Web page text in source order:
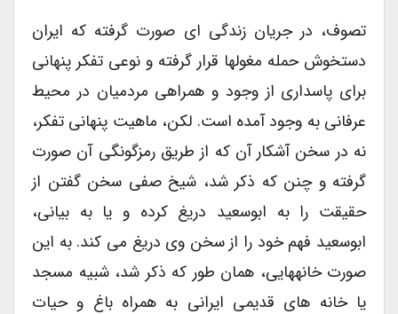
تصوف، در جریان زندگی ای صورت گرفته که ایران
دست­خوش حمله مغولها قرار گرفته و نوعی تفکر پنهانی
برای پاسداری از وجود و همراهی مردمیان در محیط
عرفانی به وجود آمده است. لکن، ماهیت پنهانی تفکر،
نه در سخن آشکار آن که از طریق رمزگونگی آن صورت
گرفته و چنن که ذکر شد، شیخ صفی سخن گفتن از
حقیقت را به ابوسعید دریغ کرده و یا به بیانی،
ابوسعید فهم خود را از سخن وی دریغ می کند. به این
صورت خانه­هایی، همان طور که ذکر شد، شبیه مسجد
یا خانه های قدیمی ایرانی به همراه باغ و حیات